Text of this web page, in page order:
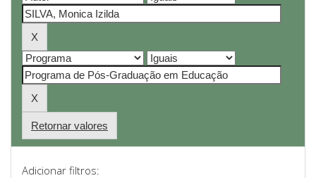
Retornar valores
Adicionar filtros: